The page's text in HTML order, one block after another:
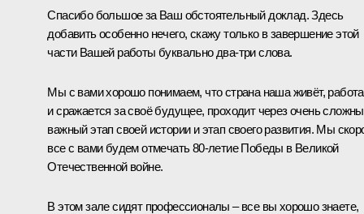
Спасибо большое за Ваш обстоятельный доклад. Здесь
добавить особенно нечего, скажу только в завершение этой
части Вашей работы буквально два-три слова.
Мы с вами хорошо понимаем, что страна наша живёт,
и сражается за своё будущее, проходит через очень
важный этап своей истории и этап своего развития. Мы
все с вами будем отмечать 80-летие Победы в Великой
Отечественной войне.
В этом зале сидят профессионалы – все вы хорошо знаете,